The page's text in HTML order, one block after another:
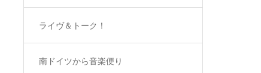
ライヴ＆トーク！
南ドイツから音楽便り